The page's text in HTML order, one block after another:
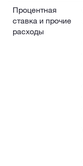
Процентная
ставка и прочие
расходы